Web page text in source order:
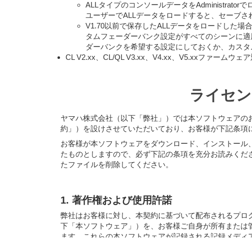
ALLタイプのコンソールデータをAdministrator
ユーザーでALLデータをロードすると、セーブ
V1.70以前で保存したALLデータをロードした場
タムフェーダーバンク設定がすべてのシーンに
ダーバンクを希望する設定にしておくか、カス
CL V2.xx、CL/QL V3.xx、V4.xx、V5.xxファームウェ
ライセ
ヤマハ株式会社（以下「弊社」）では本ソフトウェア
約」）を設けさせていただいており、お客様が下記条項
お客様が本ソフトウェアをダウンロード、インストー
たものとしますので、必ず下記の条項を充分お読みく
たファイルを削除してください。
1. 著作権および使用許諾
弊社はお客様に対し、本契約に基づいて配布されるプ
下「本ソフトウェア」）を、お客様ご自身が所有また
ます。これらの本ソフトウェアが記録される記録メデ